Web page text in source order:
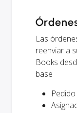
Las
reenviar a
Books
base